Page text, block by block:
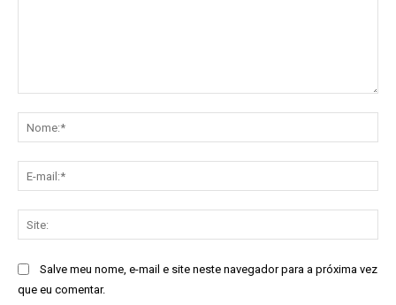
Salve meu nome, e-mail e site neste navegador para a próxima vez
que eu comentar.